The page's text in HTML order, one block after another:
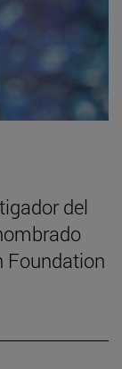
del
Foundation